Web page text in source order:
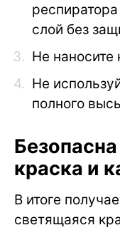
слой без
Не наносите
Не
полного
краска и
В итоге
светящаяся